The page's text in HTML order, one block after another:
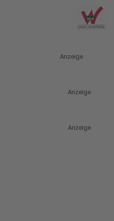
Anzeige
Anzeige
Anzeige